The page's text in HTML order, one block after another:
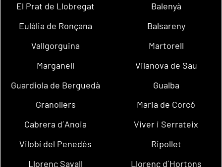
El Prat de Llobregat
Balenyà
Eulàlia de Ronçana
Balsareny
Vallgorguina
Martorell
Marganell
Vilanova de Sau
Guardiola de Berguedà
Gualba
Granollers
Maria de Corcó
Cabrera d´Anoia
Viver i Serrateix
Vilobí del Penedès
Ripollet
Llorenç Savall
Llorenç d´Hortons